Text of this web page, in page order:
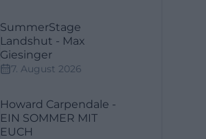
SummerStage
Landshut - Max
Giesinger
7. August 2026
Howard Carpendale -
EIN SOMMER MIT
EUCH